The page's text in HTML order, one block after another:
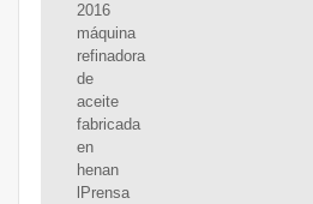
2016
máquina
refinadora
de
aceite
fabricada
en
henan
lPrensa